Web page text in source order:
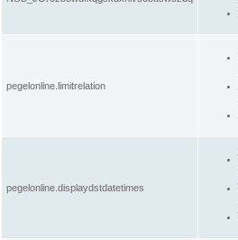
pegelonline.limitrelation
pegelonline.displaydstdatetimes